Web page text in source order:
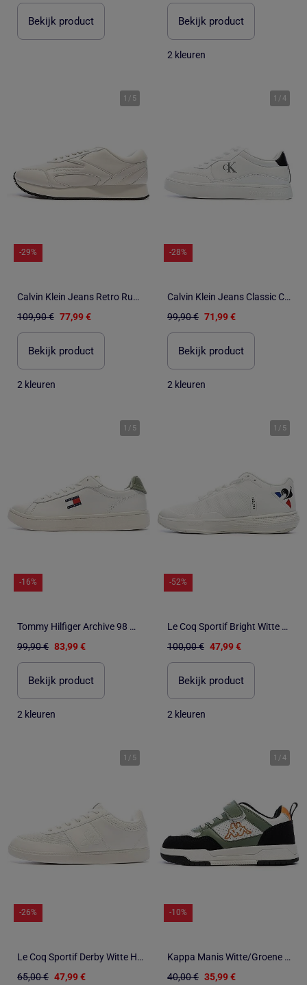
Bekijk product Bekijk product
2 kleuren
1 / 5
-29%
Calvin Klein Jeans Retro Runner Witte Heren Sneakers
109,90 € 77,99 €
Bekijk product
2 kleuren
1 /4
-28%
Calvin Klein Jeans Classic Cupsoles Witte Heren Sneakers
99,90 € 71,99 €
Bekijk product
2 kleuren
1 / 5
-16%
Tommy Hilfiger Archive 98 Witte Heren Sneakers
99,90 € 83,99 €
Bekijk product
2 kleuren
1 / 5
-52%
Le Coq Sportif Bright Witte Heren Sneakers
100,00 € 47,99 €
Bekijk product
2 kleuren
1 / 5
-26%
Le Coq Sportif Derby Witte Heren Sneakers
65,00 € 47,99 €
1 /4
-10%
Kappa Manis Witte/Groene Sneakers voor Jongens
40,00 € 35,99 €